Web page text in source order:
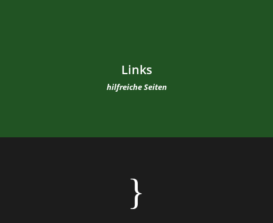
Links
hilfreiche Seiten
}